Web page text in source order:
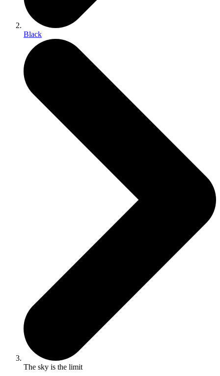
Black
The sky is the limit